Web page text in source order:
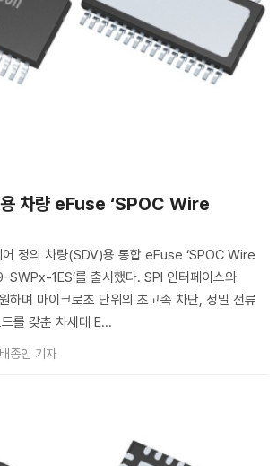
차량 eFuse ‘SPOC Wire
어 정의 차량(SDV)용 통합 eFuse ‘SPOC Wire
1ES’를 출시했다. SPI 인터페이스와
하며 마이크로초 단위의 초고속 차단, 정밀 전류
를 갖춘 차세대 E...
배종인 기자